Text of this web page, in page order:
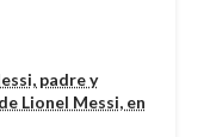
padre y
Lionel Messi, en